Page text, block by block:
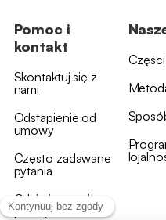
Pomoc i
kontakt
Skontaktuj się z
nami
Odstąpienie od
umowy
Często zadawane
pytania
Gdzie jest moja
przesyłka?